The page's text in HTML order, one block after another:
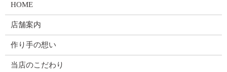
HOME
店舗案内
作り手の想い
当店のこだわり